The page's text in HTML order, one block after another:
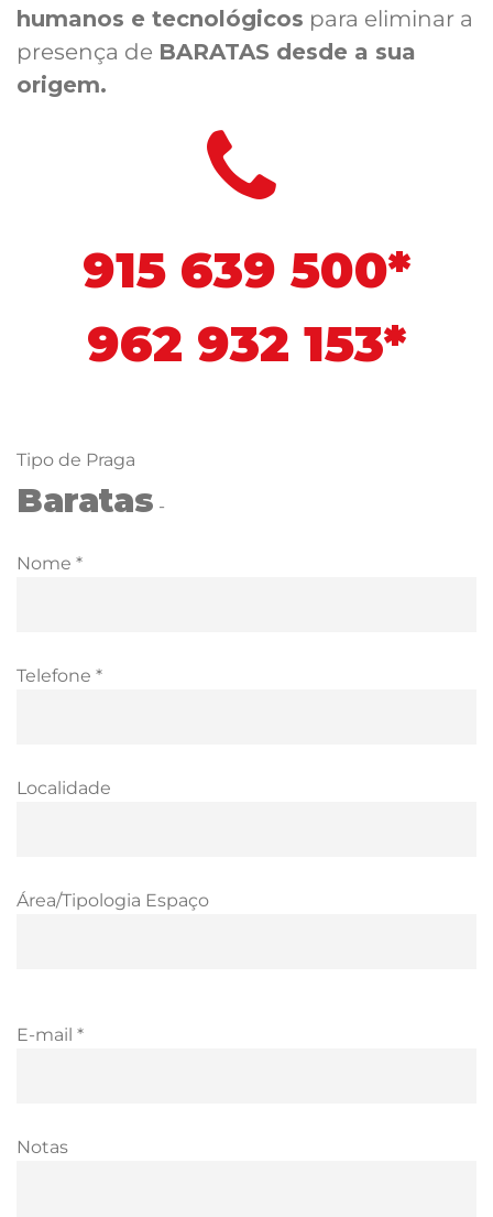
humanos e tecnológicos para eliminar a
presença de BARATAS desde a sua
origem.
915 639 500*
962 932 153*
Tipo de Praga
Baratas -
Nome *
Telefone *
Localidade
Área/Tipologia Espaço
E-mail *
Notas